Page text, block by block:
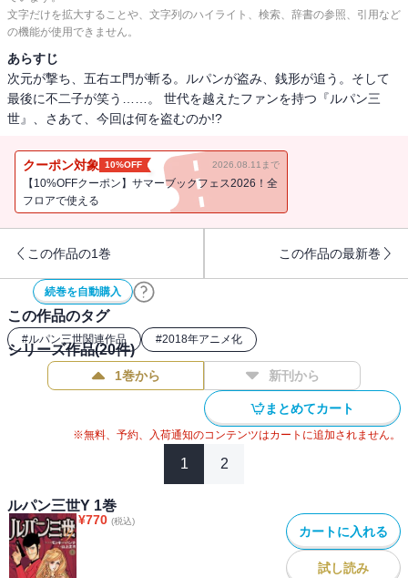
文字だけを拡大することや、文字列のハイライト、検索、辞書の参照、引用など
の機能が使用できません。
あらすじ
次元が撃ち、五右エ門が斬る。ルパンが盗み、銭形が追う。そして
最後に不二子が笑う……。 世代を越えたファンを持つ『ルパン三
世』、さあて、今回は何を盗むのか!?
クーポン対象 10%OFF 2026.08.11まで
【10%OFFクーポン】サマーブックフェス2026！全
フロアで使える
この作品の1巻 この作品の最新巻
続巻を自動購入
この作品のタグ
#ルパン三世関連作品 #2018年アニメ化
シリーズ作品(20件)
1巻から 新刊から
まとめてカート
※無料、予約、入荷通知のコンテンツはカートに追加されません。
1 2
ルパン三世Y 1巻
¥770 (税込)
カートに入れる
試し読み